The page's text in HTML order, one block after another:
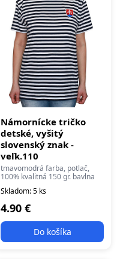
Námornícke tričko
detské, vyšitý
slovenský znak -
veľk.110
tmavomodrá farba, potlač,
100% kvalitná 150 gr. bavlna
Skladom: 5 ks
4.90 €
Do košíka